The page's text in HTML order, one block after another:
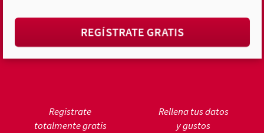
REGÍSTRATE GRATIS
Regístrate
totalmente gratis
Rellena tus datos
y gustos